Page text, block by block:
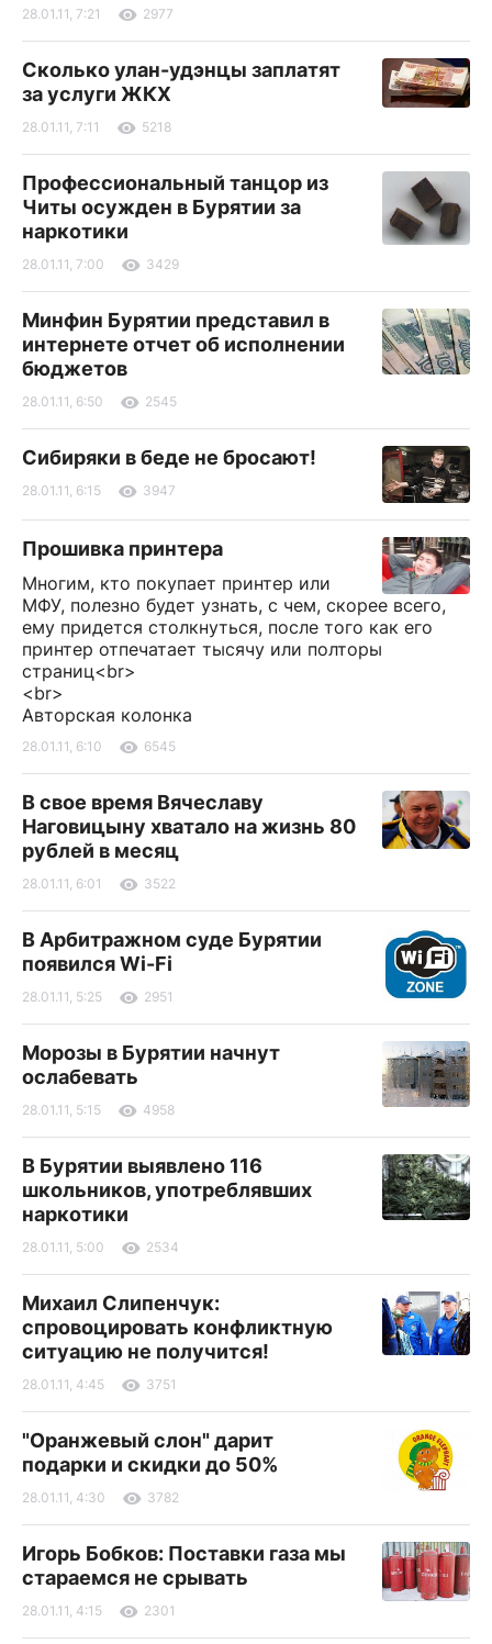
28.01.11, 7:21 2977
Сколько улан-удэнцы заплатят
за услуги ЖКХ
28.01.11, 7:11 5218
Профессиональный танцор из
Читы осужден в Бурятии за
наркотики
28.01.11, 7:00 3429
Минфин Бурятии представил в
интернете отчет об исполнении
бюджетов
28.01.11, 6:50 2545
Сибиряки в беде не бросают!
28.01.11, 6:15 3947
Прошивка принтера
Многим, кто покупает принтер или
МФУ, полезно будет узнать, с чем, скорее всего,
ему придется столкнуться, после того как его
принтер отпечатает тысячу или полторы
страниц<br>
<br>
Авторская колонка
28.01.11, 6:10 6545
В свое время Вячеславу
Наговицыну хватало на жизнь 80
рублей в месяц
28.01.11, 6:01 3522
В Арбитражном суде Бурятии
появился Wi-Fi
28.01.11, 5:25 2951
Морозы в Бурятии начнут
ослабевать
28.01.11, 5:15 4958
В Бурятии выявлено 116
школьников, употреблявших
наркотики
28.01.11, 5:00 2534
Михаил Слипенчук:
спровоцировать конфликтную
ситуацию не получится!
28.01.11, 4:45 3751
"Оранжевый слон" дарит
подарки и скидки до 50%
28.01.11, 4:30 3782
Игорь Бобков: Поставки газа мы
стараемся не срывать
28.01.11, 4:15 2301